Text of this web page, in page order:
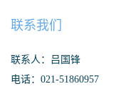
联系我们
联系人：吕国锋
电话：021-51860957